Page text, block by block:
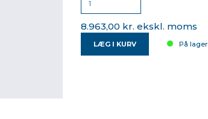
8.963,00 kr. ekskl. moms
LÆG I KURV På lager